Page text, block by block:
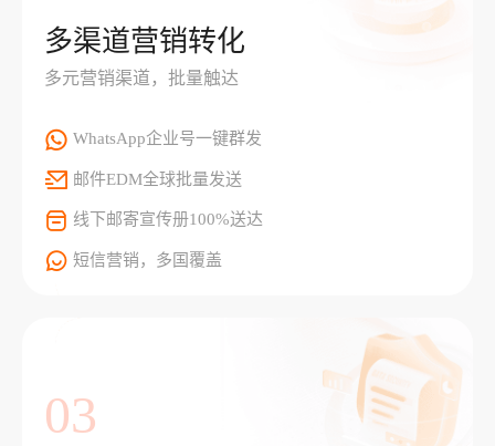
多渠道营销转化
多元营销渠道，批量触达
WhatsApp企业号一键群发
邮件EDM全球批量发送
线下邮寄宣传册100%送达
短信营销，多国覆盖
03